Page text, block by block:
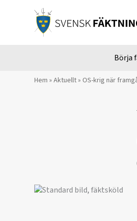
Börja
Hem » Aktuellt» OS-krig när